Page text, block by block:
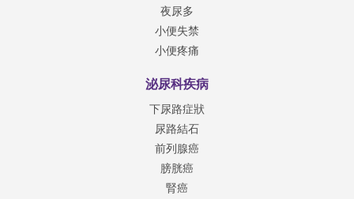
夜尿多
小便失禁
小便疼痛
泌尿科疾病
下尿路症狀
尿路結石
前列腺癌
膀胱癌
腎癌